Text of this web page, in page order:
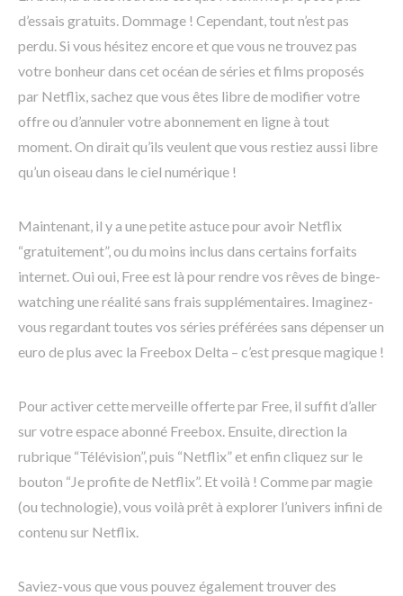
d’essais gratuits. Dommage ! Cependant, tout n’est pas
perdu. Si vous hésitez encore et que vous ne trouvez pas
votre bonheur dans cet océan de séries et films proposés
par Netflix, sachez que vous êtes libre de modifier votre
offre ou d’annuler votre abonnement en ligne à tout
moment. On dirait qu’ils veulent que vous restiez aussi libre
qu’un oiseau dans le ciel numérique !
Maintenant, il y a une petite astuce pour avoir Netflix
“gratuitement”, ou du moins inclus dans certains forfaits
internet. Oui oui, Free est là pour rendre vos rêves de binge-
watching une réalité sans frais supplémentaires. Imaginez-
vous regardant toutes vos séries préférées sans dépenser un
euro de plus avec la Freebox Delta – c’est presque magique !
Pour activer cette merveille offerte par Free, il suffit d’aller
sur votre espace abonné Freebox. Ensuite, direction la
rubrique “Télévision”, puis “Netflix” et enfin cliquez sur le
bouton “Je profite de Netflix”. Et voilà ! Comme par magie
(ou technologie), vous voilà prêt à explorer l’univers infini de
contenu sur Netflix.
Saviez-vous que vous pouvez également trouver des